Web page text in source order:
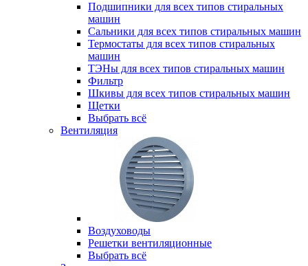
Подшипники для всех типов стиральных
машин
Сальники для всех типов стиральных машин
Термостаты для всех типов стиральных
машин
ТЭНы для всех типов стиральных машин
Фильтр
Шкивы для всех типов стиральных машин
Щетки
Выбрать всё
Вентиляция
Воздуховоды
Решетки вентиляционные
Выбрать всё